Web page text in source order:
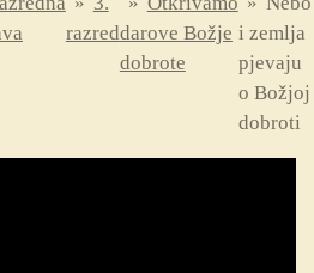
razreddarove Božje
dobrote
i zemlja
pjevaju
o Božjoj
dobroti